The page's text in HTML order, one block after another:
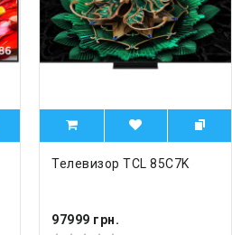
Телевизор TCL 85C7K
97999 грн.